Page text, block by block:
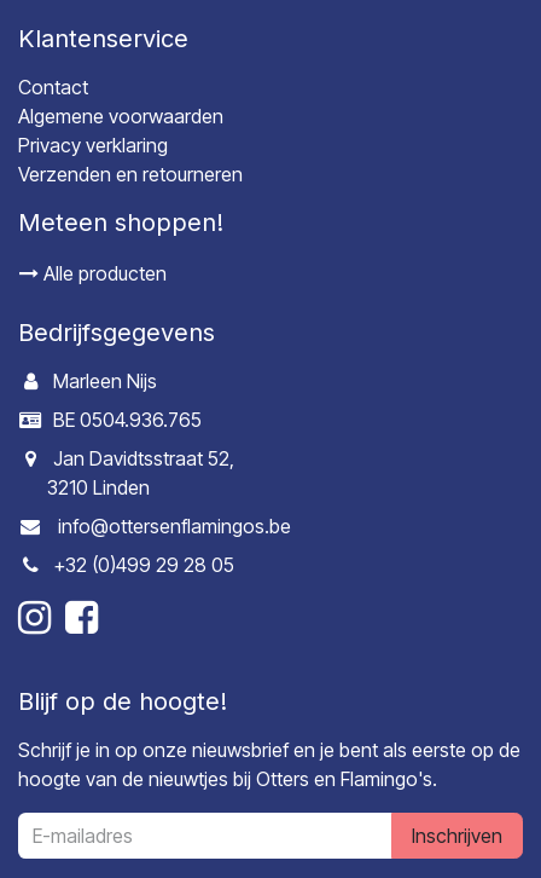
Klantenservice
Contact
Algemene voorwaarden
Privacy verklaring
Verzenden en retourneren
Meteen shoppen!
Alle producten
Bedrijfsgegevens
Marleen Nijs
BE 0504.936.765
Jan Davidtsstraat 52,
3210 Linden
info@ottersenflamingos.be
+32 (0)499 29 28 05
Blijf op de hoogte!
Schrijf je in op onze nieuwsbrief en je bent als eerste op de
hoogte van de nieuwtjes bij Otters en Flamingo's.
Inschrijven